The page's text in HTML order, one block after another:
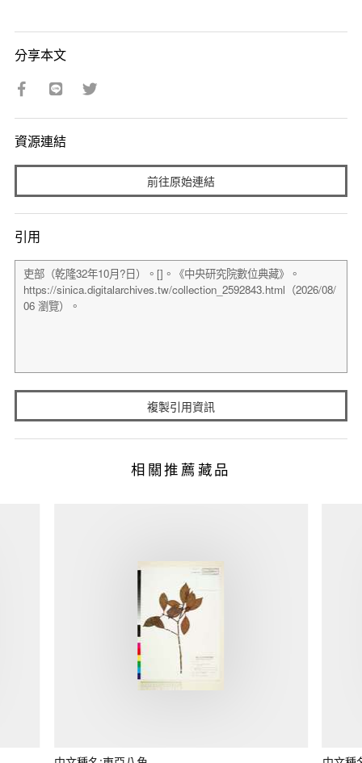
分享本文
資源連結
前往原始連結
引用
複製引用資訊
相關推薦藏品